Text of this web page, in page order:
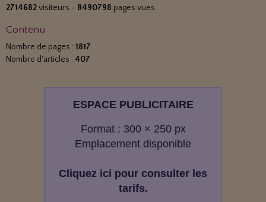
2714682visiteurs - 8490798 pages vues
Contenu
Nombre de pages : 1817
Nombre d'articles : 407
ESPACE PUBLICITAIRE
Format : 300 × 250 px
Emplacement disponible
Cliquez ici pour consulter les
tarifs.